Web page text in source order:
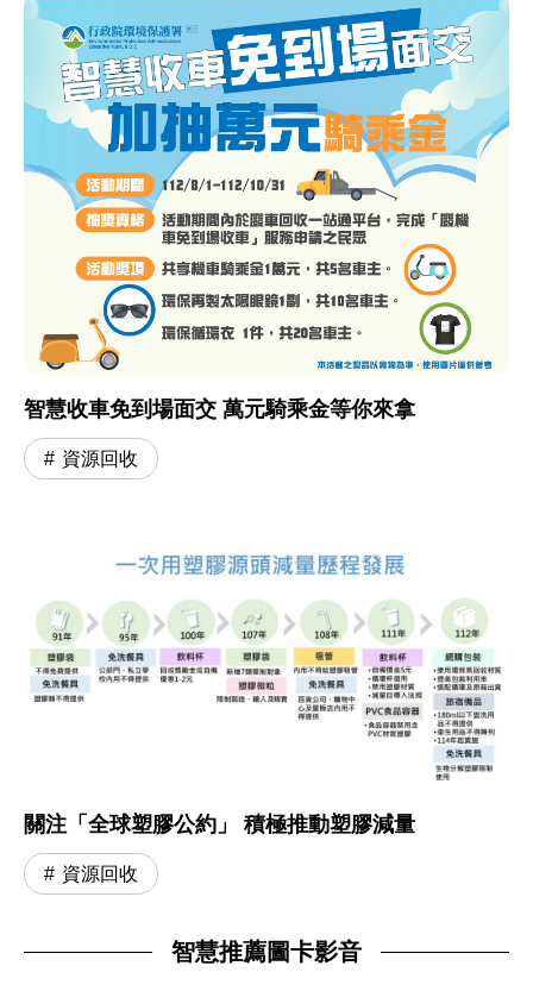
智慧收車免到場面交 萬元騎乘金等你來拿
資源回收
關注「全球塑膠公約」 積極推動塑膠減量
資源回收
智慧推薦圖卡影音